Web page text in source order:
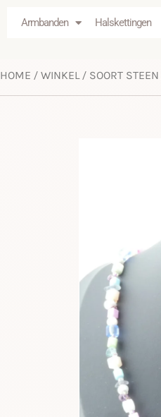
Armbanden Halskettingen
HOME / WINKEL/ SOORT STEEN